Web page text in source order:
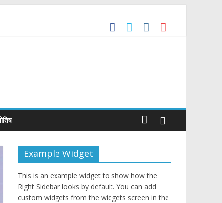
Global Benchmark for Quality Jewellery
Example Widget
This is an example widget to show how the
Right Sidebar looks by default. You can add
custom widgets from the widgets screen in the